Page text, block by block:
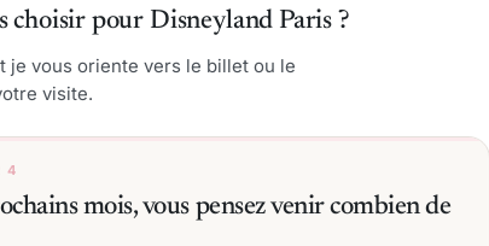
choisir pour Disneyland Paris ?
je vous oriente vers le billet ou le
visite.
4
mois, vous pensez venir combien de